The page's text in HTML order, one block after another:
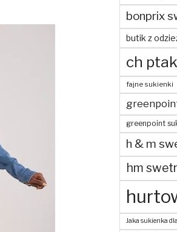
bonprix
butik z
ch
fajne sukienki
greenpoint
h & m
hm
Jaka sukienka